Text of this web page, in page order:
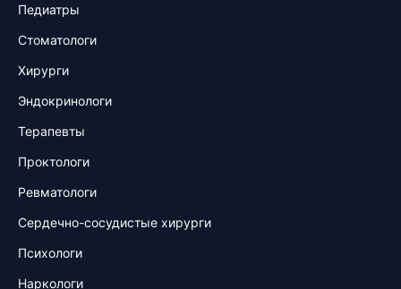
Педиатры
Стоматологи
Хирурги
Эндокринологи
Терапевты
Проктологи
Ревматологи
Сердечно-сосудистые хирурги
Психологи
Наркологи